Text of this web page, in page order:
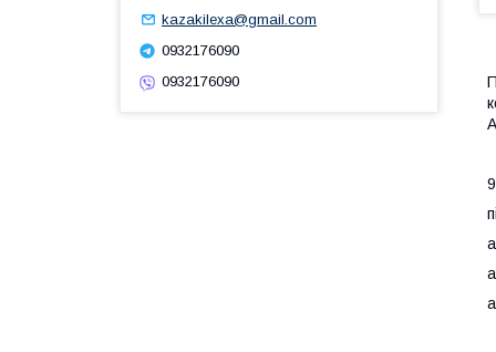
kazakilexa@gmail.com
0932176090
0932176090